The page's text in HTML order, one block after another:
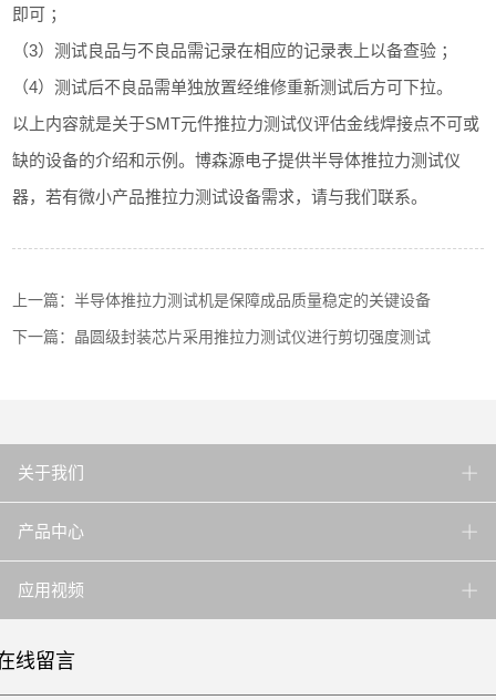
即可 ；
（3）测试良品与不良品需记录在相应的记录表上以备查验 ；
（4）测试后不良品需单独放置经维修重新测试后方可下拉。
以上内容就是关于SMT元件推拉力测试仪评估金线焊接点不可或
缺的设备的介绍和示例。博森源电子提供半导体推拉力测试仪
器，若有微小产品推拉力测试设备需求，请与我们联系。
上一篇：半导体推拉力测试机是保障成品质量稳定的关键设备
下一篇：晶圆级封装芯片采用推拉力测试仪进行剪切强度测试
关于我们
产品中心
应用视频
线留言